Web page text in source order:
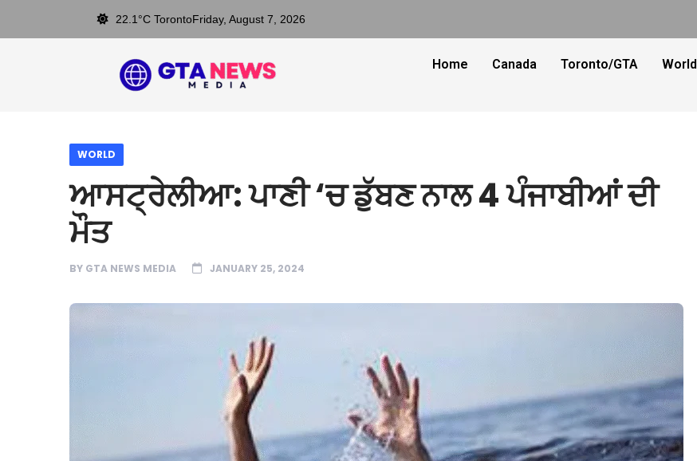
22.1°C TorontoFriday, August 7, 2026
Home Canada Toronto/GTA World
WORLD
ਆਸਟ੍ਰੇਲੀਆ: ਪਾਣੀ ‘ਚ ਡੁੱਬਣ ਨਾਲ 4 ਪੰਜਾਬੀਆਂ ਦੀ
ਮੌਤ
BY GTA NEWS MEDIA JANUARY 25, 2024